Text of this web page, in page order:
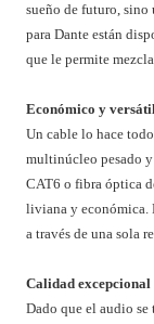
sueño de futuro,
para Dante están
que le permite
Económico y
Un cable lo hace
multinúcleo pesado
CAT6 o fibra óptica
liviana y económica.
a través de una sola
Calidad excepcional
Dado que el audio